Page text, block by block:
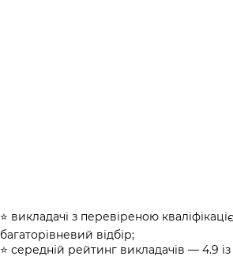
⭐ викладачі з перевіреною
багаторівневий відбір;
⭐ середній рейтинг викладачів — 4.9 із